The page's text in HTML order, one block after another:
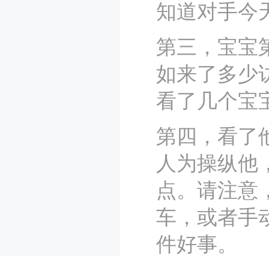
知道对手今
第三，宝宝
如来了多少
看了几个宝
第四，看了
人为操纵他
点。请注意
车，或者手
件好事。